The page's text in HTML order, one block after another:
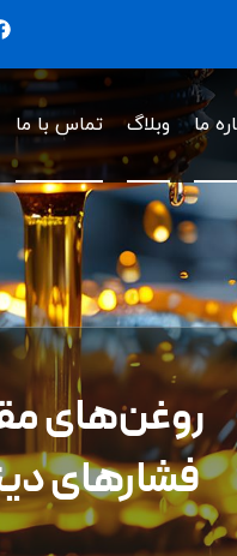
ما وبلاگ تماس با ما
روغن‌های
فشارهای